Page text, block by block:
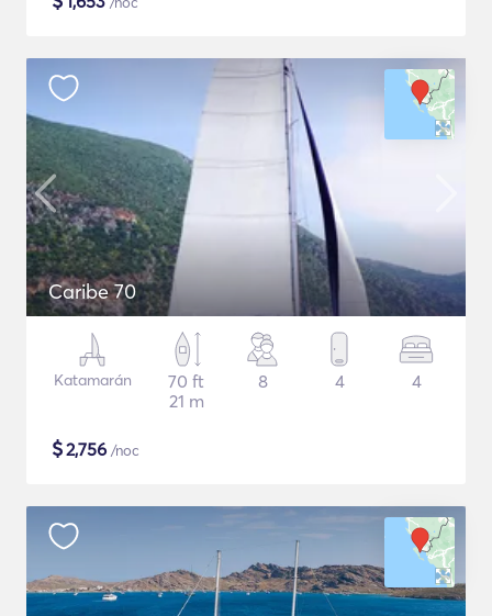
Caribe 70
Katamarán
70 ft
21 m
8 4 4
$2,756 /noc